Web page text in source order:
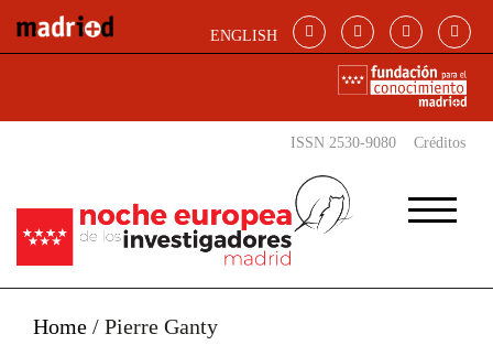
ENGLISH
ISSN 2530-9080 Créditos
Home / Pierre Ganty